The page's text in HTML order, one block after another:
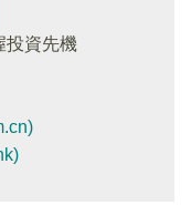
投資先機